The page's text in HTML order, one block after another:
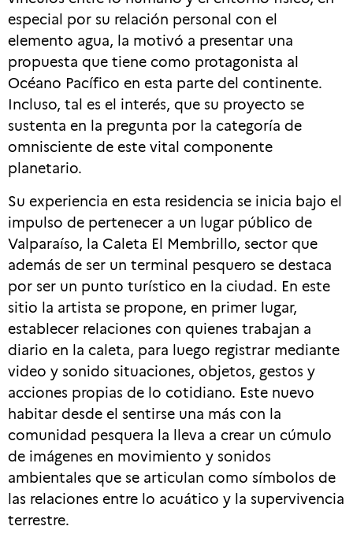
especial por su relación personal con el
elemento agua, la motivó a presentar una
propuesta que tiene como protagonista al
Océano Pacífico en esta parte del continente.
Incluso, tal es el interés, que su proyecto se
sustenta en la pregunta por la categoría de
omnisciente de este vital componente
planetario.
Su experiencia en esta residencia se inicia bajo el
impulso de pertenecer a un lugar público de
Valparaíso, la Caleta El Membrillo, sector que
además de ser un terminal pesquero se destaca
por ser un punto turístico en la ciudad. En este
sitio la artista se propone, en primer lugar,
establecer relaciones con quienes trabajan a
diario en la caleta, para luego registrar mediante
video y sonido situaciones, objetos, gestos y
acciones propias de lo cotidiano. Este nuevo
habitar desde el sentirse una más con la
comunidad pesquera la lleva a crear un cúmulo
de imágenes en movimiento y sonidos
ambientales que se articulan como símbolos de
las relaciones entre lo acuático y la supervivencia
terrestre.